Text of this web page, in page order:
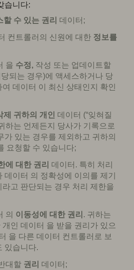
습니다:
할 수 있는 권리 데이터;
컨트롤러의 신원에 대한 정보를
을 수정, 작성 또는 업데이트할
되는 경우)에 액세스하거나 당
데이터 이 최신 상태인지 확인
제 귀하의 개인
데이터 (“잊혀질
하는 언제든지 당사가 기록으로
가 있는 경우를 제외하고 귀하의
요청할 수 있습니다;
에 대한 권리 데이터. 특히 처리
데이터 의 정확성에 이의를 제기
고 판단되는 경우 처리 제한을
의 이동성에 대한 권리 . 귀하는
인 데이터 을 받을 권리가 있으
을 다른 데이터 컨트롤러로 보
있습니다.
대할 권리 데이터;